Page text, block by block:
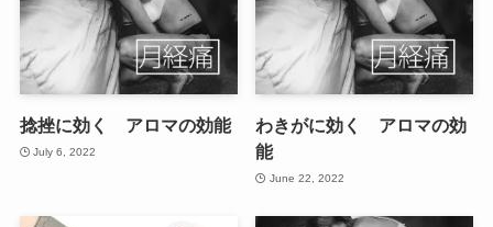
捻挫に効く アロマの効能
July 6, 2022
わきがに効く アロマの効
能
June 22, 2022